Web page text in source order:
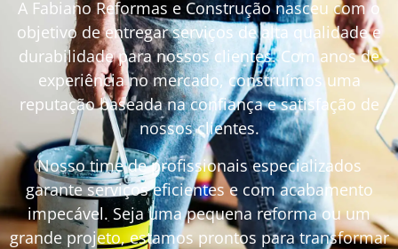
A Fabiano Reformas e Construção nasceu com o
objetivo de entregar serviços de alta qualidade e
durabilidade para nossos clientes. Com anos de
experiência no mercado, construímos uma
reputação baseada na confiança e satisfação de
nossos clientes.
Nosso time de profissionais especializados
garante serviços eficientes e com acabamento
impecável. Seja uma pequena reforma ou um
grande projeto, estamos prontos para transformar